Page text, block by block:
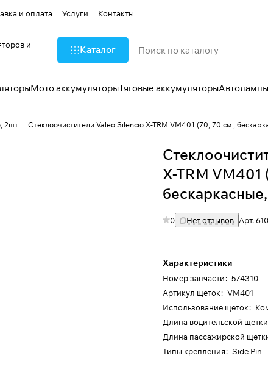
и оплата Услуги Контакты
и
Каталог
Мото аккумуляторыТяговые аккумуляторыАвтолампы
2шт. Стеклоочистители Valeo Silencio X-TRM VM401 (70, 70 см.,
X-TRM VM401
0 Нет отзывов Арт.
Характеристики
Номер запчасти: 574310
Артикул щеток: VM401
Использование щеток:
Длина водительской
Длина пассажирской
Типы крепления: Side Pin